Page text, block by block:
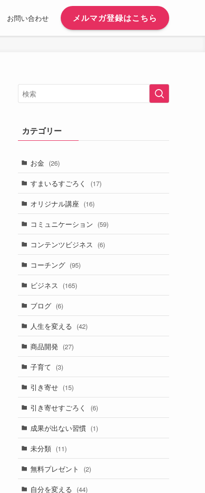
お問い合わせ メルマガ登録はこちら
カテゴリー
お金 (26)
すまいるすごろく (17)
オリジナル講座 (16)
コミュニケーション (59)
コンテンツビジネス (6)
コーチング (95)
ビジネス (165)
ブログ (6)
人生を変える (42)
商品開発 (27)
子育て (3)
引き寄せ (15)
引き寄せすごろく (6)
成果が出ない習慣 (1)
未分類 (11)
無料プレゼント (2)
自分を変える (44)